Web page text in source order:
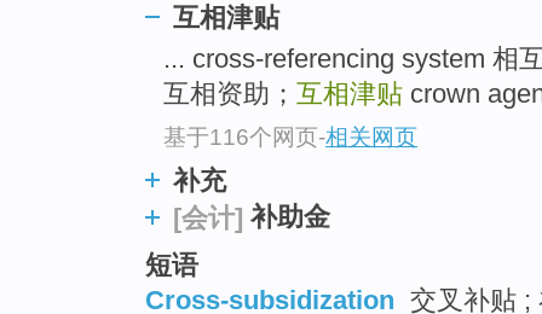
互相津贴
... cross-referencing system 相
互相资助； 互相津贴 crown
基于116个网页-相关网页
补充
[会计] 补助金
短语
Cross-subsidization 交叉补贴 ;